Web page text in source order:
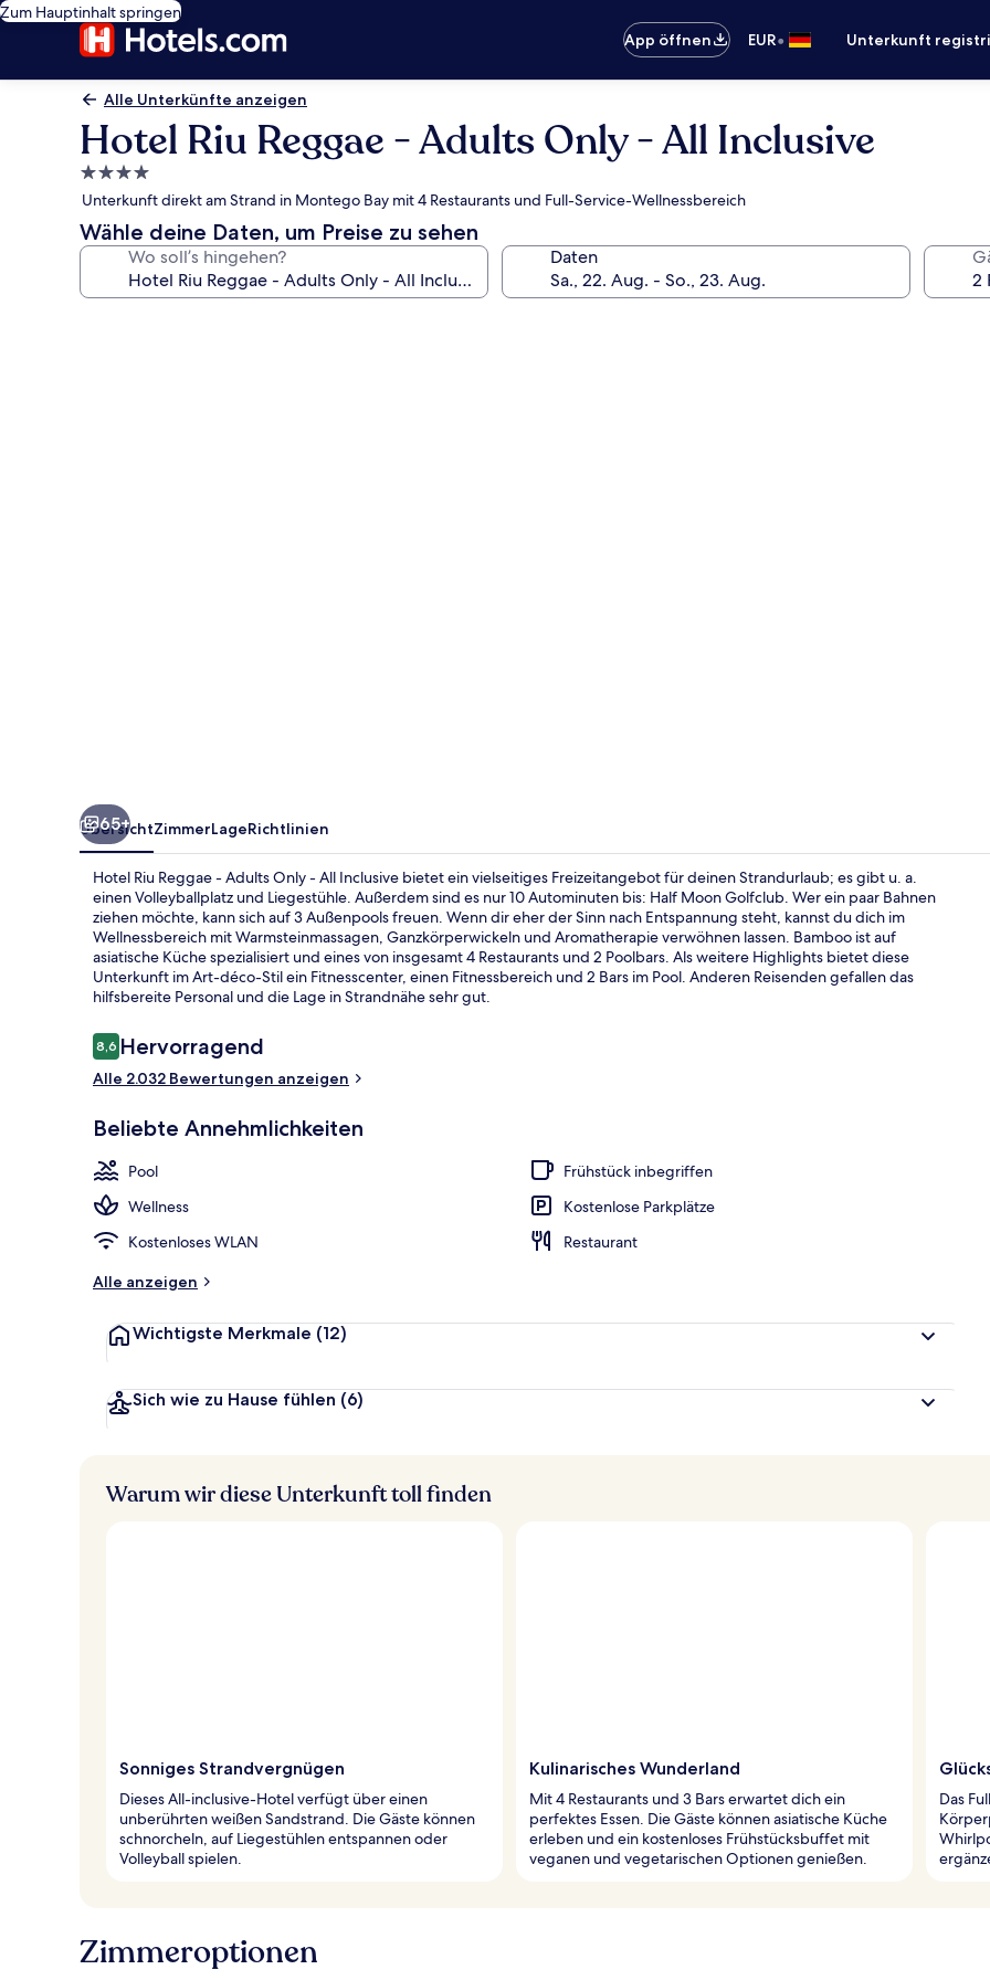
Zum Hauptinhalt springen
App öffnen
EUR• Unterkunft
Alle Unterkünfte anzeigen
Hotel Riu Reggae - Adults Only - All Inclusive
4.0-
Sterne-
Unterkunft
Unterkunft direkt am Strand in Montego Bay mit 4 Restaurants und Full-Service-Wellnessbereich
Wähle deine Daten, um Preise zu sehen
Wo soll’s hingehen? Daten
65+
ÜbersichtZimmerLageRichtlinien
Hotel Riu Reggae - Adults Only - All Inclusive bietet ein vielseitiges Freizeitangebot für deinen Strandurlaub; es gibt u. a.
einen Volleyballplatz und Liegestühle. Außerdem sind es nur 10 Autominuten bis: Half Moon Golfclub. Wer ein paar Bahnen
ziehen möchte, kann sich auf 3 Außenpools freuen. Wenn dir eher der Sinn nach Entspannung steht, kannst du dich im
Wellnessbereich mit Warmsteinmassagen, Ganzkörperwickeln und Aromatherapie verwöhnen lassen. Bamboo ist auf
asiatische Küche spezialisiert und eines von insgesamt 4 Restaurants und 2 Poolbars. Als weitere Highlights bietet diese
Unterkunft im Art-déco-Stil ein Fitnesscenter, einen Fitnessbereich und 2 Bars im Pool. Anderen Reisenden gefallen das
hilfsbereite Personal und die Lage in Strandnähe sehr gut.
Bewertungen
8,68,6 von 10.
Hervorragend
Alle 2.032 Bewertungen anzeigen
Beliebte Annehmlichkeiten
Pool
Frühstück inbegriffen
Wellness
Kostenlose Parkplätze
Kostenloses WLAN
Restaurant
Alle anzeigen
Wichtigste Merkmale (12)
Sich wie zu Hause fühlen (6)
Warum wir diese Unterkunft toll finden
Sonniges Strandvergnügen
Dieses All-inclusive-Hotel verfügt über einen
unberührten weißen Sandstrand. Die Gäste können
schnorcheln, auf Liegestühlen entspannen oder
Volleyball spielen.
Kulinarisches Wunderland
Mit 4 Restaurants und 3 Bars erwartet dich ein
perfektes Essen. Die Gäste können asiatische Küche
erleben und ein kostenloses Frühstücksbuffet mit
veganen und vegetarischen Optionen genießen.
Das
Zimmeroptionen